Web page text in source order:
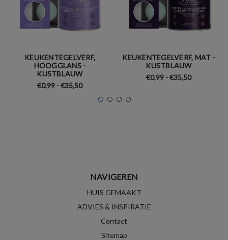
KEUKENTEGELVERF,
HOOGGLANS -
KUSTBLAUW
€0,99 - €35,50
KEUKENTEGELVERF, MAT -
KUSTBLAUW
€0,99 - €35,50
NAVIGEREN
HUIS GEMAAKT
ADVIES & INSPIRATIE
Contact
Sitemap